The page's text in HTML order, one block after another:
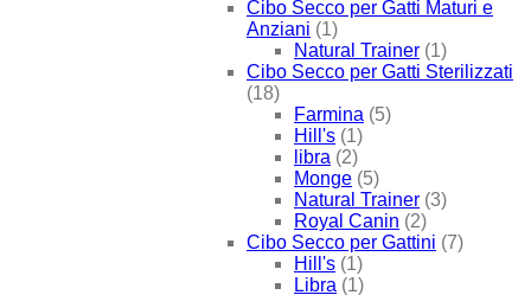
Cibo Secco per Gatti Maturi e
Anziani (1)
Natural Trainer (1)
Cibo Secco per Gatti Sterilizzati
(18)
Farmina (5)
Hill's (1)
libra (2)
Monge (5)
Natural Trainer (3)
Royal Canin (2)
Cibo Secco per Gattini (7)
Hill's (1)
Libra (1)